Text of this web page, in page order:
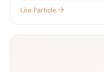
Lire l'article →